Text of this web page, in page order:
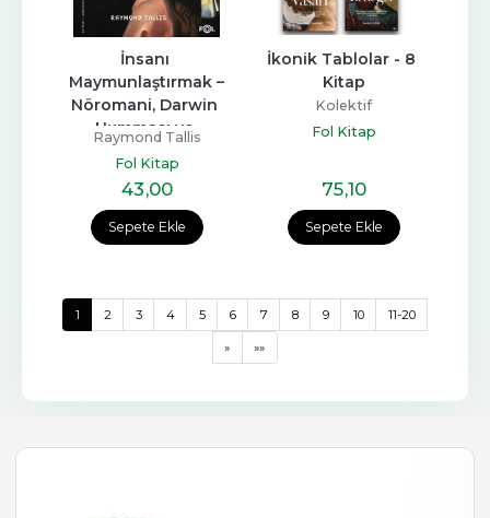
Sepete Ekle
İnsanı
Maymunlaştırmak –
Nöromani, Darwin
Humması ve
Bilimciliğin Sefaleti–
Raymond Tallis
Fol Kitap
43,00
Sepete Ekle
İkonik Tablolar - 8
Kitap
Kolektif
Fol Kitap
75,10
1 2 3 4 5 6 7 8 9 10 11-20
» »»